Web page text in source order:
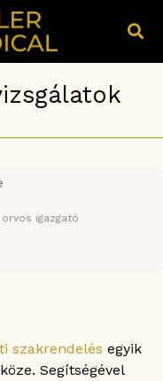
igazgató
szakrendelés egyik
Segítségével